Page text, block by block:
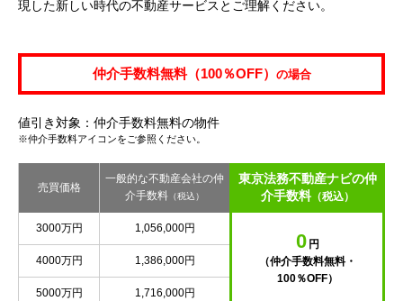
現した新しい時代の不動産サービスとご理解ください。
仲介手数料無料（100％OFF） の場合
値引き対象：仲介手数料無料の物件
※仲介手数料アイコンをご参照ください。
売買価格
一般的な不動産会社の仲
介手数料 （税込）
東京法務不動産ナビの仲
介手数料（税込）
3000万円 1,056,000円
0 円
（仲介手数料無料・
100％OFF）
4000万円 1,386,000円
5000万円 1,716,000円